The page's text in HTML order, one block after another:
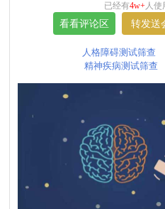
已经有4w+人使
人格障碍测试筛查
精神疾病测试筛查